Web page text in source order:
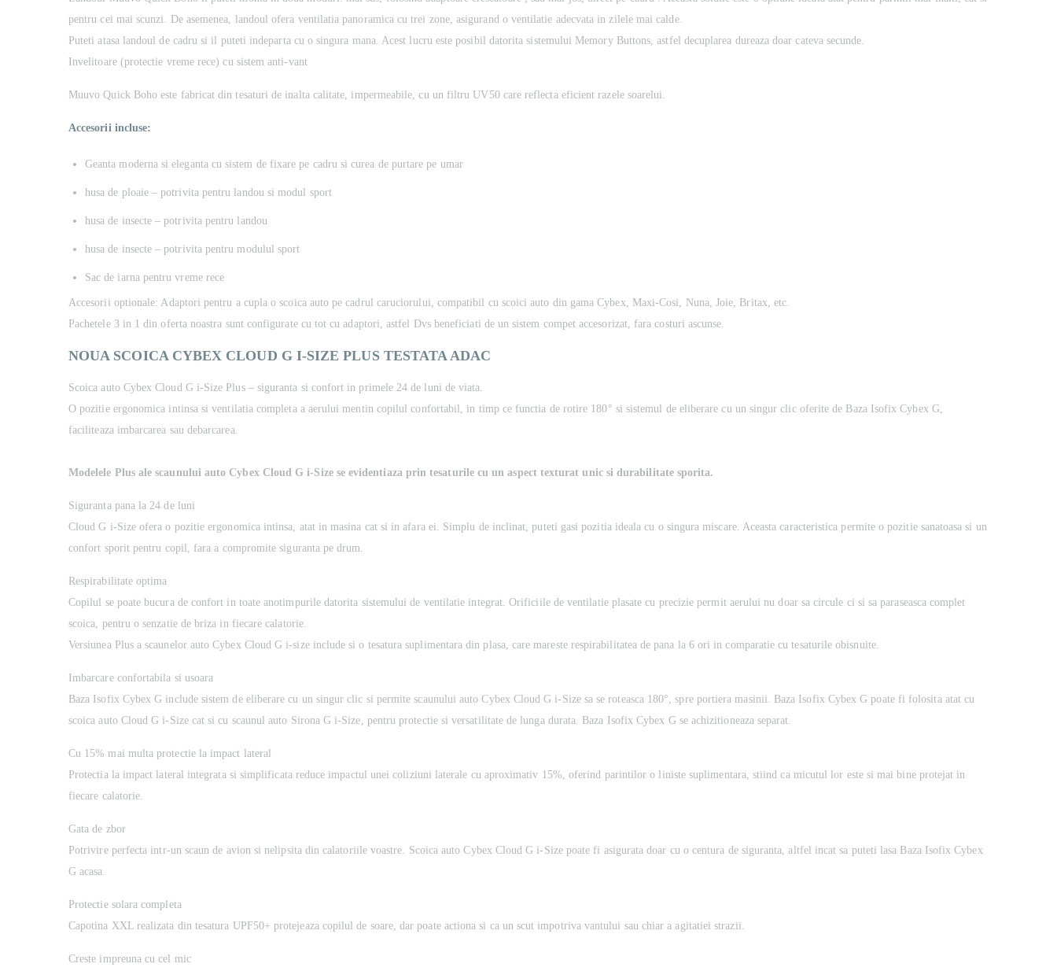
pentru cei mai scunzi. De asemenea, landoul ofera ventilatia panoramica cu trei zone, asigurand o ventilatie adecvata in zilele mai calde.
Puteti atasa landoul de cadru si il puteti indeparta cu o singura mana. Acest lucru este posibil datorita sistemului Memory Buttons, astfel decuplarea dureaza doar cateva secunde.
Invelitoare (protectie vreme rece) cu sistem anti-vant
Muuvo Quick Boho este fabricat din tesaturi de inalta calitate, impermeabile, cu un filtru UV50 care reflecta eficient razele soarelui.
Accesorii incluse:
Geanta moderna si eleganta cu sistem de fixare pe cadru si curea de purtare pe umar
husa de ploaie – potrivita pentru landou si modul sport
husa de insecte – potrivita pentru landou
husa de insecte – potrivita pentru modulul sport
Sac de iarna pentru vreme rece
Accesorii optionale: Adaptori pentru a cupla o scoica auto pe cadrul caruciorului, compatibil cu scoici auto din gama Cybex, Maxi-Cosi, Nuna, Joie, Britax, etc.
Pachetele 3 in 1 din oferta noastra sunt configurate cu tot cu adaptori, astfel Dvs beneficiati de un sistem compet accesorizat, fara costuri ascunse.
NOUA SCOICA CYBEX CLOUD G I-SIZE PLUS TESTATA ADAC
Scoica auto Cybex Cloud G i-Size Plus – siguranta si confort in primele 24 de luni de viata.
O pozitie ergonomica intinsa si ventilatia completa a aerului mentin copilul confortabil, in timp ce functia de rotire 180° si sistemul de eliberare cu un singur clic oferite de Baza Isofix Cybex G,
faciliteaza imbarcarea sau debarcarea.
Modelele Plus ale scaunului auto Cybex Cloud G i-Size se evidentiaza prin tesaturile cu un aspect texturat unic si durabilitate sporita.
Siguranta pana la 24 de luni
Cloud G i-Size ofera o pozitie ergonomica intinsa, atat in masina cat si in afara ei. Simplu de inclinat, puteti gasi pozitia ideala cu o singura miscare. Aceasta caracteristica permite o pozitie sanatoasa si un
confort sporit pentru copil, fara a compromite siguranta pe drum.
Respirabilitate optima
Copilul se poate bucura de confort in toate anotimpurile datorita sistemului de ventilatie integrat. Orificiile de ventilatie plasate cu precizie permit aerului nu doar sa circule ci si sa paraseasca complet
scoica, pentru o senzatie de briza in fiecare calatorie.
Versiunea Plus a scaunelor auto Cybex Cloud G i-size include si o tesatura suplimentara din plasa, care mareste respirabilitatea de pana la 6 ori in comparatie cu tesaturile obisnuite.
Imbarcare confortabila si usoara
Baza Isofix Cybex G include sistem de eliberare cu un singur clic si permite scaunului auto Cybex Cloud G i-Size sa se roteasca 180°, spre portiera masinii. Baza Isofix Cybex G poate fi folosita atat cu
scoica auto Cloud G i-Size cat si cu scaunul auto Sirona G i-Size, pentru protectie si versatilitate de lunga durata. Baza Isofix Cybex G se achizitioneaza separat.
Cu 15% mai multa protectie la impact lateral
Protectia la impact lateral integrata si simplificata reduce impactul unei coliziuni laterale cu aproximativ 15%, oferind parintilor o liniste suplimentara, stiind ca micutul lor este si mai bine protejat in
fiecare calatorie.
Gata de zbor
Potrivire perfecta intr-un scaun de avion si nelipsita din calatoriile voastre. Scoica auto Cybex Cloud G i-Size poate fi asigurata doar cu o centura de siguranta, altfel incat sa puteti lasa Baza Isofix Cybex
G acasa.
Protectie solara completa
Capotina XXL realizata din tesatura UPF50+ protejeaza copilul de soare, dar poate actiona si ca un scut impotriva vantului sau chiar a agitatiei strazii.
Creste impreuna cu cel mic